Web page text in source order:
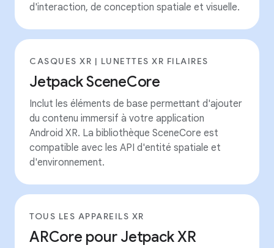
d'interaction, de conception spatiale et visuelle.
CASQUES XR | LUNETTES XR FILAIRES
Jetpack SceneCore
Inclut les éléments de base permettant d'ajouter
du contenu immersif à votre application
Android XR. La bibliothèque SceneCore est
compatible avec les API d'entité spatiale et
d'environnement.
TOUS LES APPAREILS XR
ARCore pour Jetpack XR